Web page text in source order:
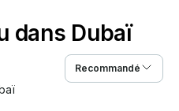
dans Dubaï
Recommandé